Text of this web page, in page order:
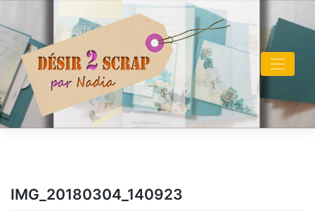
content
IMG_20180304_140923